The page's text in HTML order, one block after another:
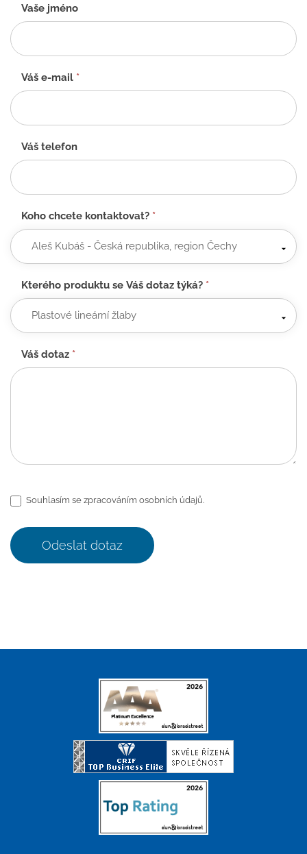
Kontaktní
formulář
-
CZ
Vaše jméno
Váš e-mail *
Váš telefon
Koho chcete kontaktovat? *
Kterého produktu se Váš dotaz týká? *
Váš dotaz *
Souhlasím se zpracováním osobních údajů.
Odeslat dotaz